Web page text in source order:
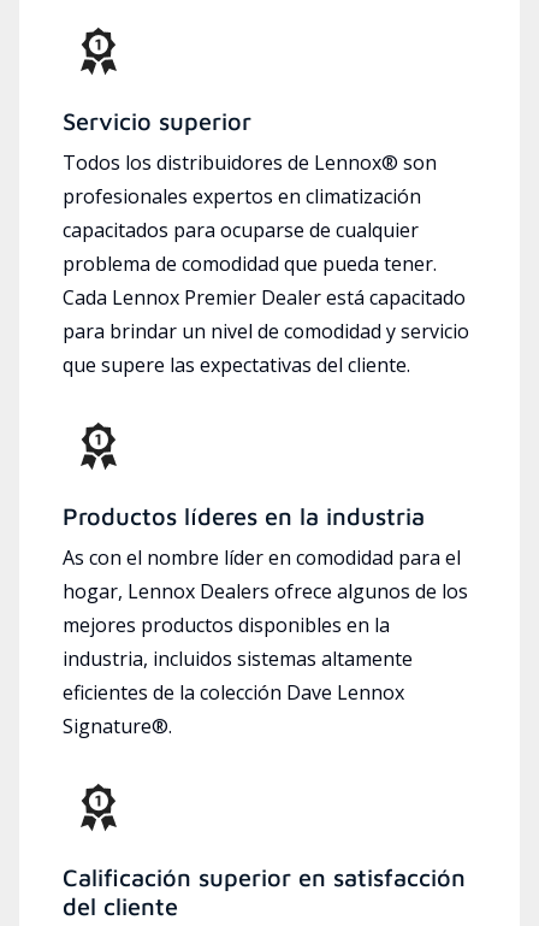
Servicio superior
Todos los distribuidores de Lennox® son
profesionales expertos en climatización
capacitados para ocuparse de cualquier
problema de comodidad que pueda tener.
Cada Lennox Premier Dealer está capacitado
para brindar un nivel de comodidad y servicio
que supere las expectativas del cliente.
Productos líderes en la industria
As con el nombre líder en comodidad para el
hogar, Lennox Dealers ofrece algunos de los
mejores productos disponibles en la
industria, incluidos sistemas altamente
eficientes de la colección Dave Lennox
Signature®.
Calificación superior en satisfacción
del cliente